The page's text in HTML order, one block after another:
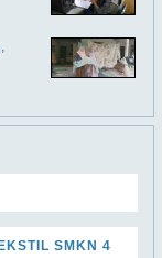
SMKN 4